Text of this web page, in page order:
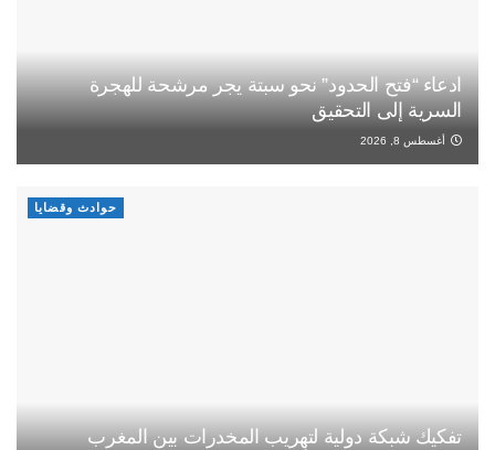
ادعاء “فتح الحدود” نحو سبتة يجر مرشحة للهجرة
السرية إلى التحقيق
أغسطس 8, 2026
حوادث وقضايا
تفكيك شبكة دولية لتهريب المخدرات بين المغرب